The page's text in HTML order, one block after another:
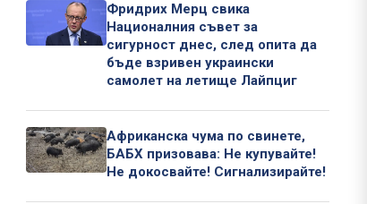
Фридрих Мерц свика
Националния съвет за
сигурност днес, след опита да
бъде взривен украински
самолет на летище Лайпциг
Африканска чума по свинете,
БАБХ призовава: Не купувайте!
Не докосвайте! Сигнализирайте!